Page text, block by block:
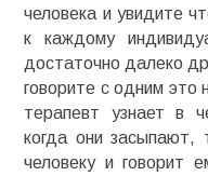
человека и увидите
к каждому
достаточно далеко
говорите с одним это
терапевт узнает в
когда они засыпают,
человеку и